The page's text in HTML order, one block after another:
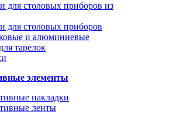
для столовых приборов из
для столовых приборов
и алюминиевые
тарелок
элементы
накладки
ленты